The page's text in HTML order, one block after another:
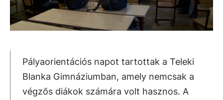
Pályaorientációs napot tartottak a Teleki
Blanka Gimnáziumban, amely nemcsak a
végzős diákok számára volt hasznos. A